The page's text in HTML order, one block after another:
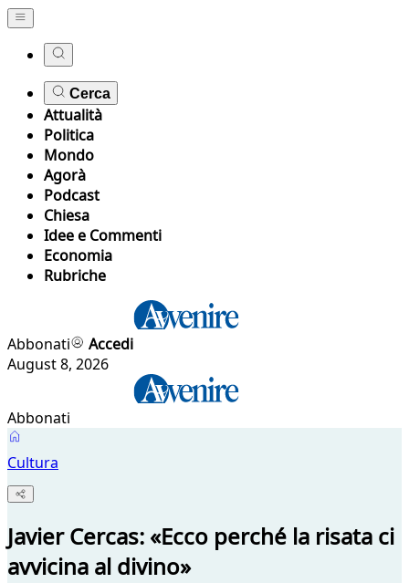
Cerca
Attualità
Politica
Mondo
Agorà
Podcast
Chiesa
Idee e Commenti
Economia
Rubriche
Abbonati
Accedi
August 8, 2026
Abbonati
Cultura
Javier Cercas: «Ecco perché la risata ci
avvicina al divino»